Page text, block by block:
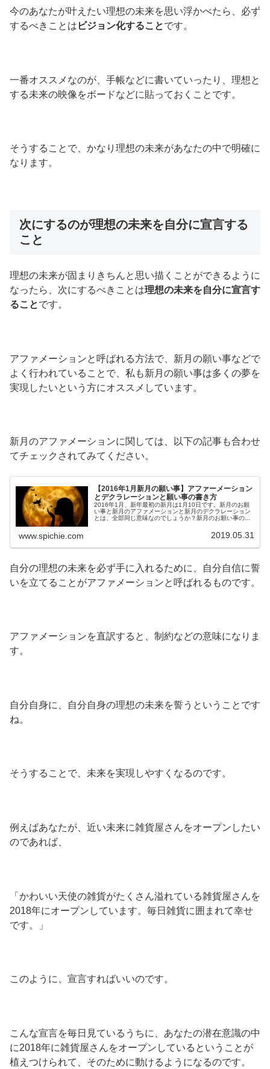
今のあなたが叶えたい理想の未来を思い浮かべたら、必ず
するべきことは ビジョン化することです。
一番オススメなのが、手帳などに書いていったり、理想と
する未来の映像をボードなどに貼っておくことです。
そうすることで、かなり理想の未来があなたの中で明確に
なります。
次にするのが理想の未来を自分に宣言する
こと
理想の未来が固まりきちんと思い描くことができるように
なったら、次にするべきことは理想の未来を自分に宣言す
ることです。
アファメーションと呼ばれる方法で、新月の願い事などで
よく行われていることで、私も新月の願い事は多くの夢を
実現したいという方にオススメしています。
新月のアファメーションに関しては、以下の記事も合わせ
てチェックされてみてください。
【2016年1月新月の願い事】アファーメーション
とデクラレーションと願い事の書き方
2016年1月、新年最初の新月は1月10日です。新月のお願
い事と新月のアファメーションと新月のデクラレーション
とは、全部同じ意味なのでしょうか？新月のお願い事の書
ワーストーン水晶について解説していきます。
www.spichie.com 2019.05.31
自分の理想の未来を必ず手に入れるために、自分自信に誓
いを立てることがアファメーションと呼ばれるものです。
アファメーションを直訳すると、制約などの意味になりま
す。
自分自身に、自分自身の理想の未来を誓うということです
ね。
そうすることで、未来を実現しやすくなるのです。
例えばあなたが、近い未来に雑貨屋さんをオープンしたい
のであれば、
「かわいい天使の雑貨がたくさん溢れている雑貨屋さんを
2018年にオープンしています。毎日雑貨に囲まれて幸せ
です。」
このように、宣言すればいいのです。
こんな宣言を毎日見ているうちに、あなたの潜在意識の中
に2018年に雑貨屋さんをオープンしているということが
植えつけられて、そのために動けるようになるのです。